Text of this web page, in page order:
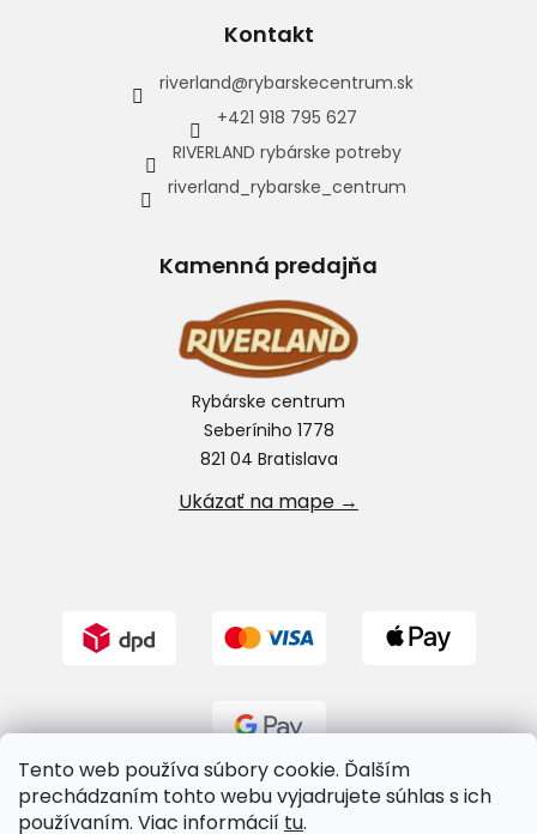
Tento web používa súbory cookie. Ďalším
prechádzaním tohto webu vyjadrujete súhlas s ich
používaním. Viac informácií tu.
Kontakt
riverland@rybarskecentrum.sk
+421 918 795 627
RIVERLAND rybárske potreby
riverland_rybarske_centrum
Kamenná predajňa
Rybárske centrum
Seberíniho 1778
821 04 Bratislava
Ukázať na mape →